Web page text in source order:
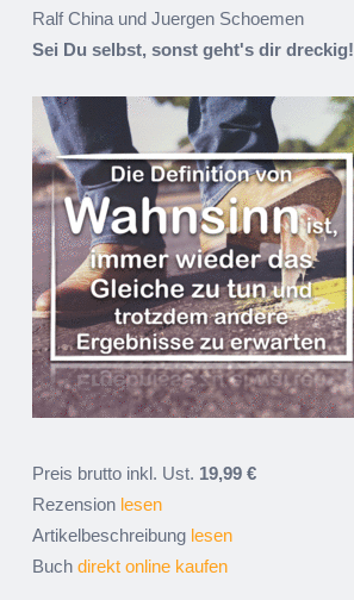
Ralf China und Juergen Schoemen
Sei Du selbst, sonst geht's dir dreckig!
Preis brutto inkl. Ust. 19,99 €
Rezension lesen
Artikelbeschreibung lesen
Buch direkt online kaufen